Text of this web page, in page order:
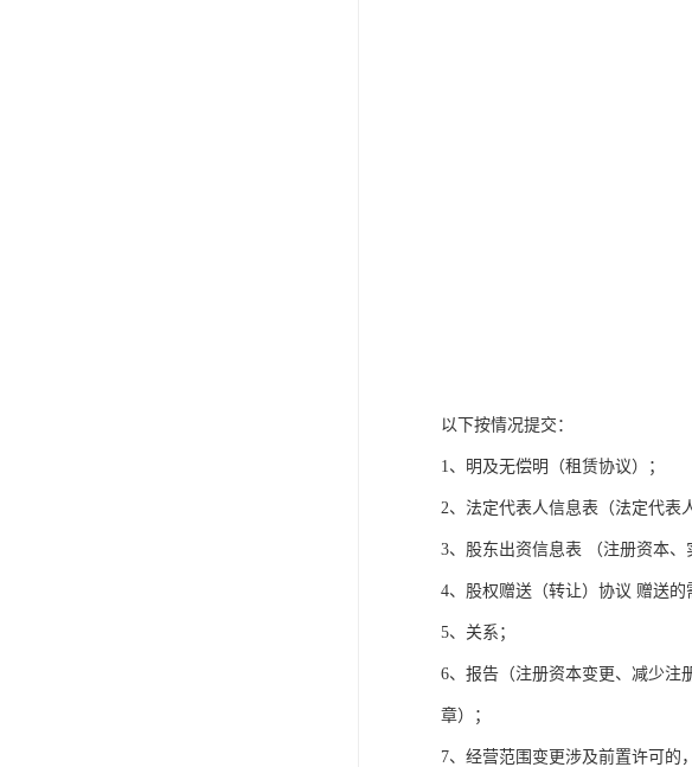
以下按情况提交：
1、明及无偿明（租赁协议）；
2、法定代表人信息表（法定代表
3、股东出资信息表 （注册资本、
4、股权赠送（转让）协议 赠送的
5、关系；
6、报告（注册资本变更、减少注
章）；
7、经营范围变更涉及前置许可的